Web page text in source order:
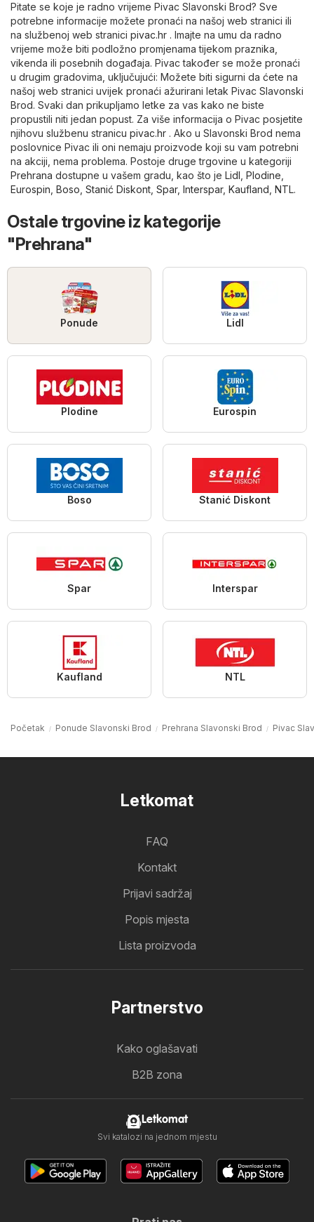
Pitate se koje je radno vrijeme Pivac Slavonski Brod? Sve
potrebne informacije možete pronaći na našoj web stranici ili
na službenoj web stranici pivac.hr . Imajte na umu da radno
vrijeme može biti podložno promjenama tijekom praznika,
vikenda ili posebnih događaja. Pivac također se može pronaći
u drugim gradovima, uključujući: Možete biti sigurni da ćete na
našoj web stranici uvijek pronaći ažurirani letak Pivac Slavonski
Brod. Svaki dan prikupljamo letke za vas kako ne biste
propustili niti jedan popust. Za više informacija o Pivac posjetite
njihovu službenu stranicu pivac.hr . Ako u Slavonski Brod nema
poslovnice Pivac ili oni nemaju proizvode koji su vam potrebni
na akciji, nema problema. Postoje druge trgovine u kategoriji
Prehrana dostupne u vašem gradu, kao što je Lidl Plodine
Eurospin Boso Stanić Diskont Spar, Interspar, Kaufland NTL.
Ostale trgovine iz kategorije
"Prehrana"
Ponude Lidl
Plodine Eurospin
Boso Stanić Diskont
Spar Interspar
Kaufland NTL
Početak Ponude Slavonski Brod Prehrana Slavonski Brod Pivac
Letkomat
FAQ
Kontakt
Prijavi sadržaj
Popis mjesta
Lista proizvoda
Partnerstvo
Kako oglašavati
B2B zona
Letkomat
Svi katalozi na jednom mjestu